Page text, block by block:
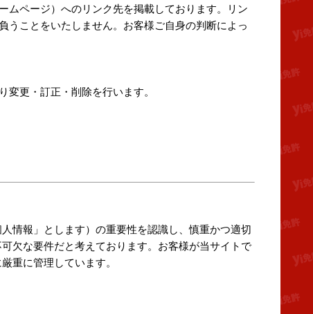
ムページ）へのリンク先を掲載しております。リン
うことをいたしません。お客様ご自身の判断によっ
更・訂正・削除を行います。
情報」とします）の重要性を認識し、慎重かつ適切
欠な要件だと考えております。お客様が当サイトで
重に管理しています。